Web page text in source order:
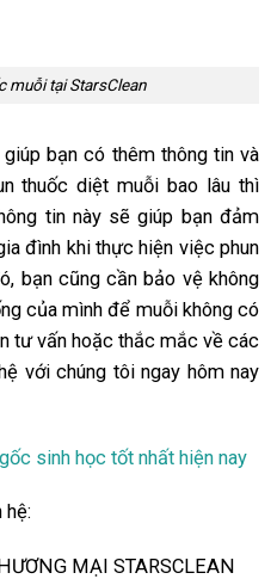
muỗi tại StarsClean
bạn có thêm thông tin và
thuốc diệt muỗi bao lâu thì
tin này sẽ giúp bạn đảm
đình khi thực hiện việc phun
bạn cũng cần bảo vệ không
của mình để muỗi không có
tư vấn hoặc thắc mắc về các
với chúng tôi ngay hôm nay
sinh học tốt nhất hiện nay
hệ:
MẠI STARSCLEAN